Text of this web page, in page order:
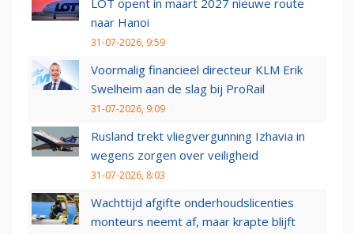
LOT opent in maart 2027 nieuwe route
naar Hanoi
31-07-2026, 9:59
Voormalig financieel directeur KLM Erik
Swelheim aan de slag bij ProRail
31-07-2026, 9:09
Rusland trekt vliegvergunning Izhavia in
wegens zorgen over veiligheid
31-07-2026, 8:03
Wachttijd afgifte onderhoudslicenties
monteurs neemt af, maar krapte blijft